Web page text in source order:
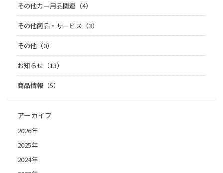
その他カー用品関連（4）
その他商品・サービス（3）
その他（0）
お知らせ（13）
商品情報（5）
アーカイブ
2026年
2025年
2024年